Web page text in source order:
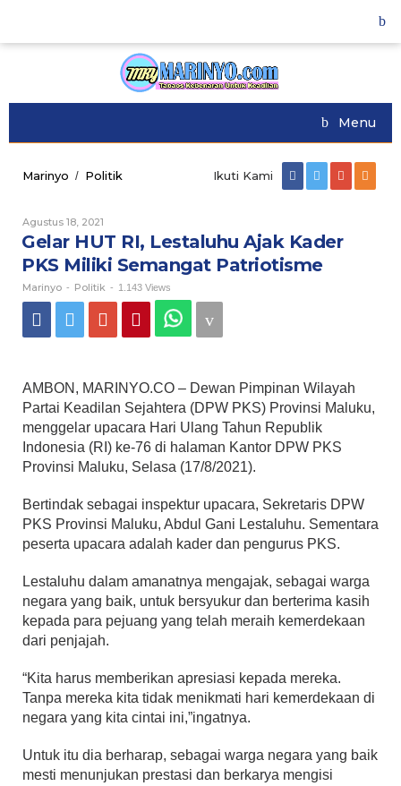
content
Menu
Marinyo / Politik
Ajak
Kader
PKS
Miliki
Semangat
Patriotisme
Ikuti Kami
Agustus 18, 2021
Marinyo
Gelar HUT RI, Lestaluhu Ajak Kader
PKS Miliki Semangat Patriotisme
Marinyo - Politik - 1.143 Views
AMBON, MARINYO.CO – Dewan Pimpinan Wilayah
Partai Keadilan Sejahtera (DPW PKS) Provinsi Maluku,
menggelar upacara Hari Ulang Tahun Republik
Indonesia (RI) ke-76 di halaman Kantor DPW PKS
Provinsi Maluku, Selasa (17/8/2021).
Bertindak sebagai inspektur upacara, Sekretaris DPW
PKS Provinsi Maluku, Abdul Gani Lestaluhu. Sementara
peserta upacara adalah kader dan pengurus PKS.
Lestaluhu dalam amanatnya mengajak, sebagai warga
negara yang baik, untuk bersyukur dan berterima kasih
kepada para pejuang yang telah meraih kemerdekaan
dari penjajah.
“Kita harus memberikan apresiasi kepada mereka.
Tanpa mereka kita tidak menikmati hari kemerdekaan di
negara yang kita cintai ini,”ingatnya.
Untuk itu dia berharap, sebagai warga negara yang baik
mesti menunjukan prestasi dan berkarya mengisi